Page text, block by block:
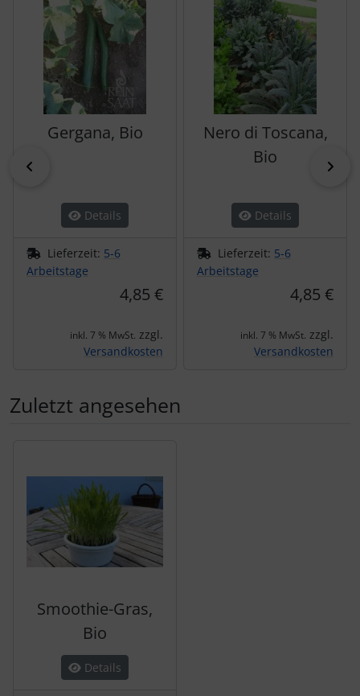
Gergana, Bio
Details
Lieferzeit: 5-6
Arbeitstage
4,85 €
inkl. 7 % MwSt. zzgl.
Versandkosten
Nero di Toscana,
Bio
Details
Lieferzeit: 5-6
Arbeitstage
4,85 €
inkl. 7 % MwSt. zzgl.
Versandkosten
Zuletzt angesehen
Smoothie-Gras,
Bio
Details